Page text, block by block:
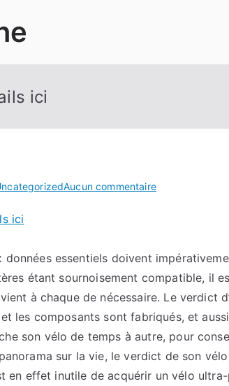
ici
Aucun commentairesur
Plus
de
détails
ici
essentiels doivent
étant sournoisement compatible, il
à chaque de nécessaire. Le verdict
les composants sont fabriqués, et
son vélo de temps à autre, pour
sur la vie, le verdict de son
en effet inutile de acquérir un vélo